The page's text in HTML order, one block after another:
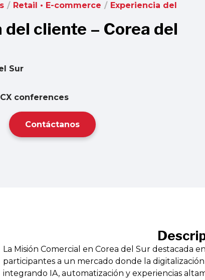
/ Retail • E-commerce / Experiencia del
cliente – Corea del
Sur
conferences
Contáctanos
La Misión Comercial en Corea del Sur destacada
participantes a un mercado donde la
integrando IA, automatización y experiencias